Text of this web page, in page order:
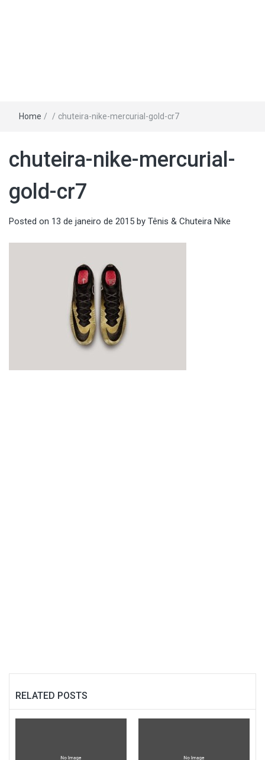
Home / / chuteira-nike-mercurial-gold-cr7
chuteira-nike-mercurial-
gold-cr7
Posted on 13 de janeiro de 2015 by Tênis & Chuteira Nike
RELATED POSTS